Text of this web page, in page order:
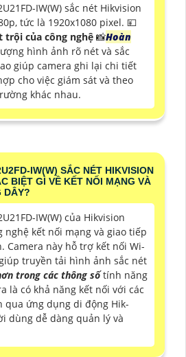
IW(W) sắc nét Hikvision
tức là 1920x1080 pixel. 💴
của công nghệ 📸Hoàn
hình ảnh rõ nét và sắc
giúp camera ghi lại chi tiết
cho việc giám sát và theo
khác nhau.
IW(W) SẮC NÉT HIKVISION
BIỆT GÌ VỀ KẾT NỐI MẠNG VÀ
DÂY?
IW(W) của Hikvision
kết nối mạng và giao tiếp
Camera này hỗ trợ kết nối Wi-
giúp truyền tải hình ảnh sắc nét
trong các thông sốtính năng
là có khả năng kết nối với các
ứng dụng di động Hik-
dùng dễ dàng quản lý và